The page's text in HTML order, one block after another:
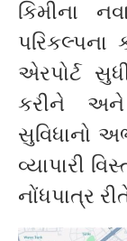
કિમીના
પરિકલ્પના
એરપોર્ટ
કરીને અને
સુવિધાનો
વ્યાપારી
નોંધપાત્ર